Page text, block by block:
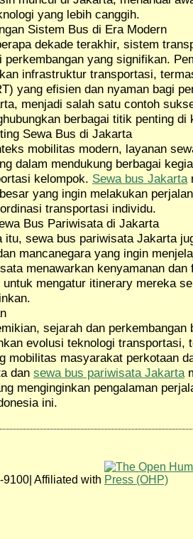
yang lebih canggih.
Sistem Bus di Era Modern
dekade terakhir, sistem
perkembangan yang signifikan.
infrastruktur transportasi,
yang efisien dan nyaman bagi
menjadi salah satu contoh
berbagai titik penting di
Sewa Bus di Jakarta
mobilitas modern, layanan
dalam mendukung berbagai
kelompok. Sewa bus Jakarta
yang ingin melakukan
transportasi individu.
Bus Pariwisata di Jakarta
itu, sewa bus pariwisata Jakarta
mancanegara yang ingin
menawarkan kenyamanan
untuk mengatur itinerary mereka
sejarah dan
evolusi teknologi transportasi,
mobilitas masyarakat perkotaan
dan sewa bus pariwisata Jakarta
menginginkan pengalaman
ini.
9100| Affiliated with